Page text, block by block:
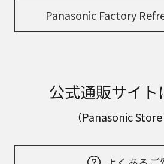
Panasonic Factory
公式通販サイト
（Panasonic Store